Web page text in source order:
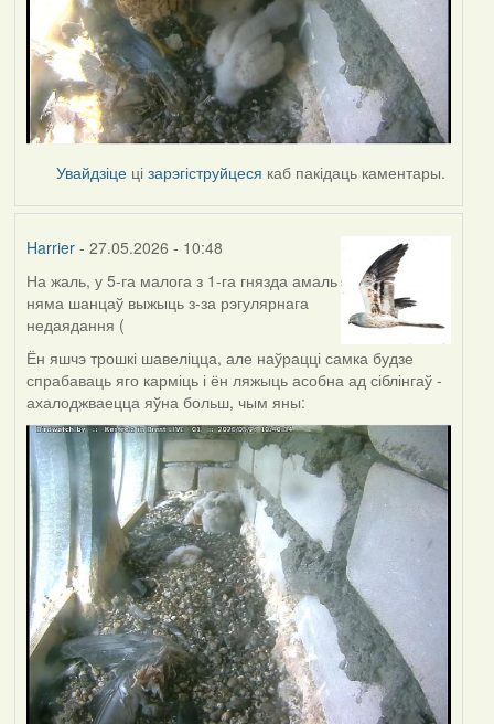
Увайдзіце цізарэгіструйцеся каб пакідаць каментары.
Harrier- 27.05.2026 - 10:48
На жаль, у 5-га малога з 1-га гнязда амаль
няма шанцаў выжыць з-за рэгулярнага
недаядання (
Ён яшчэ трошкі шавеліцца, але наўрацці самка будзе
спрабаваць яго карміць і ён ляжыць асобна ад сіблінгаў -
ахалоджваецца яўна больш, чым яны: